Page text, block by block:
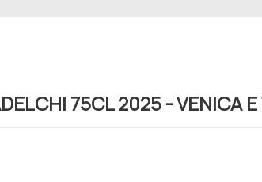
75CL 2025 - VENICA